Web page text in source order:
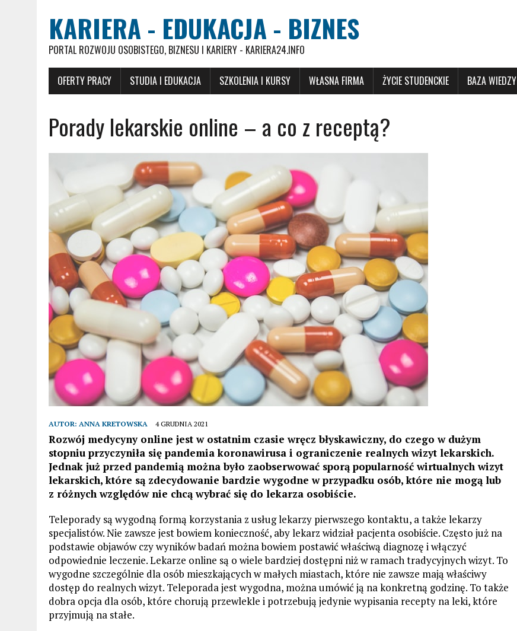
KARIERA - EDUKACJA - BIZNES
PORTAL ROZWOJU OSOBISTEGO, BIZNESU I KARIERY - KARIERA24.INFO
OFERTY PRACY STUDIA I EDUKACJA SZKOLENIA I KURSY WŁASNA FIRMA ŻYCIE STUDENCKIE BAZA WIEDZY
Porady lekarskie online – a co z receptą?
AUTOR: ANNA KRETOWSKA 4 GRUDNIA 2021
Rozwój medycyny online jest w ostatnim czasie wręcz błyskawiczny, do czego w dużym
stopniu przyczyniła się pandemia koronawirusa i ograniczenie realnych wizyt lekarskich.
Jednak już przed pandemią można było zaobserwować sporą popularność wirtualnych wizyt
lekarskich, które są zdecydowanie bardzie wygodne w przypadku osób, które nie mogą lub
z różnych względów nie chcą wybrać się do lekarza osobiście.
Teleporady są wygodną formą korzystania z usług lekarzy pierwszego kontaktu, a także lekarzy
specjalistów. Nie zawsze jest bowiem konieczność, aby lekarz widział pacjenta osobiście. Często już na
podstawie objawów czy wyników badań można bowiem postawić właściwą diagnozę i włączyć
odpowiednie leczenie. Lekarze online są o wiele bardziej dostępni niż w ramach tradycyjnych wizyt. To
wygodne szczególnie dla osób mieszkających w małych miastach, które nie zawsze mają właściwy
dostęp do realnych wizyt. Teleporada jest wygodna, można umówić ją na konkretną godzinę. To także
dobra opcja dla osób, które chorują przewlekle i potrzebują jedynie wypisania recepty na leki, które
przyjmują na stałe.